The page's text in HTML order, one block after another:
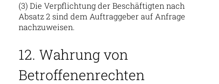
(3) Die Verpflichtung der Beschäftigten nach
Absatz 2 sind dem Auftraggeber auf Anfrage
nachzuweisen.
12. Wahrung von
Betroffenenrechten